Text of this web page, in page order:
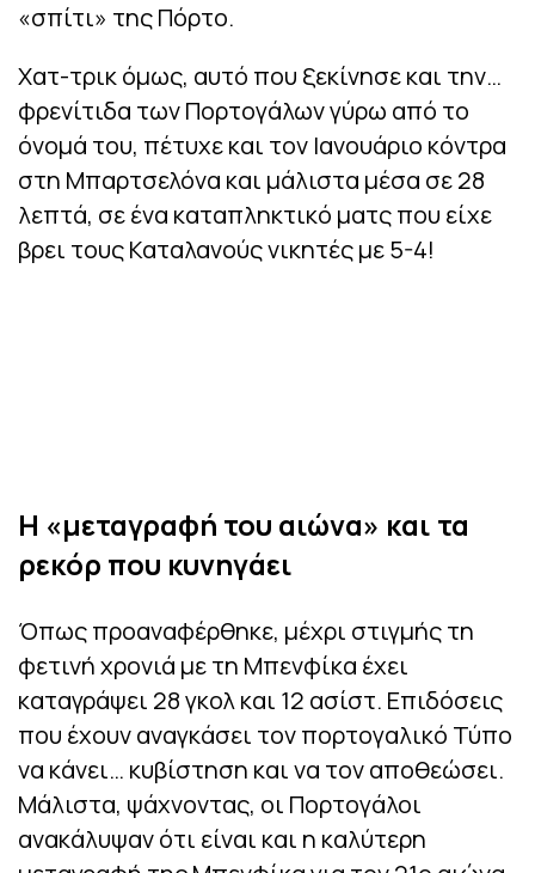
«σπίτι» της Πόρτο.
Χατ-τρικ όμως, αυτό που ξεκίνησε και την…
φρενίτιδα των Πορτογάλων γύρω από το
όνομά του, πέτυχε και τον Ιανουάριο κόντρα
στη Μπαρτσελόνα και μάλιστα μέσα σε 28
λεπτά, σε ένα καταπληκτικό ματς που είχε
βρει τους Καταλανούς νικητές με 5-4!
Η «μεταγραφή του αιώνα» και τα
ρεκόρ που κυνηγάει
Όπως προαναφέρθηκε, μέχρι στιγμής τη
φετινή χρονιά με τη Μπενφίκα έχει
καταγράψει 28 γκολ και 12 ασίστ. Επιδόσεις
που έχουν αναγκάσει τον πορτογαλικό Τύπο
να κάνει… κυβίστηση και να τον αποθεώσει.
Μάλιστα, ψάχνοντας, οι Πορτογάλοι
ανακάλυψαν ότι είναι και η καλύτερη